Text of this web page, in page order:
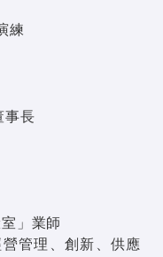
練
事長
」業師
管理、創新、供應